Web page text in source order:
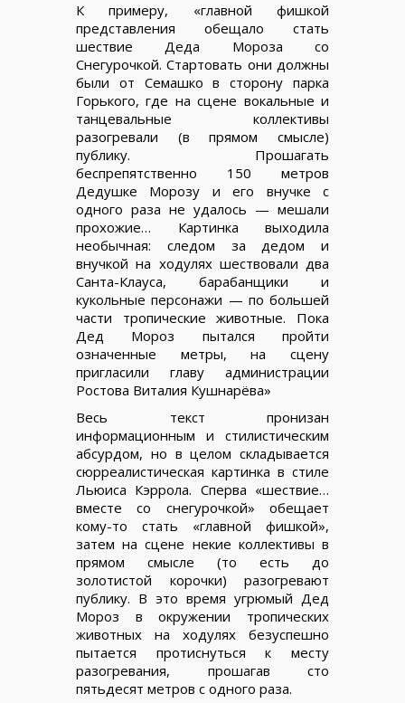
К примеру, «главной фишкой
представления обещало стать
шествие Деда Мороза со
Снегурочкой. Стартовать они должны
были от Семашко в сторону парка
Горького, где на сцене вокальные и
танцевальные коллективы
разогревали (в прямом смысле)
публику. Прошагать
беспрепятственно 150 метров
Дедушке Морозу и его внучке с
одного раза не удалось — мешали
прохожие… Картинка выходила
необычная: следом за дедом и
внучкой на ходулях шествовали два
Санта-Клауса, барабанщики и
кукольные персонажи — по большей
части тропические животные. Пока
Дед Мороз пытался пройти
означенные метры, на сцену
пригласили главу администрации
Ростова Виталия Кушнарёва»
Весь текст пронизан
информационным и стилистическим
абсурдом, но в целом складывается
сюрреалистическая картинка в стиле
Льюиса Кэррола. Сперва «шествие…
вместе со снегурочкой» обещает
кому-то стать «главной фишкой»,
затем на сцене некие коллективы в
прямом смысле (то есть до
золотистой корочки) разогревают
публику. В это время угрюмый Дед
Мороз в окружении тропических
животных на ходулях безуспешно
пытается протиснуться к месту
разогревания, прошагав сто
пятьдесят метров с одного раза.